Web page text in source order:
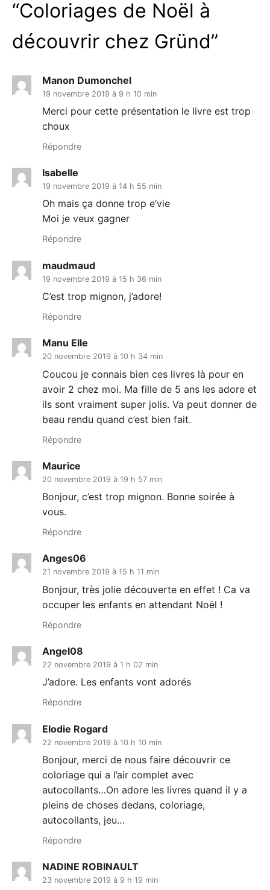
“Coloriages de Noël à
découvrir chez Gründ”
Manon Dumonchel
19 novembre 2019 à 9 h 10 min
Merci pour cette présentation le livre est trop
choux
Répondre
Isabelle
19 novembre 2019 à 14 h 55 min
Oh mais ça donne trop e’vie
Moi je veux gagner
Répondre
maudmaud
19 novembre 2019 à 15 h 36 min
C’est trop mignon, j’adore!
Répondre
Manu Elle
20 novembre 2019 à 10 h 34 min
Coucou je connais bien ces livres là pour en
avoir 2 chez moi. Ma fille de 5 ans les adore et
ils sont vraiment super jolis. Va peut donner de
beau rendu quand c’est bien fait.
Répondre
Maurice
20 novembre 2019 à 19 h 57 min
Bonjour, c’est trop mignon. Bonne soirée à
vous.
Répondre
Anges06
21 novembre 2019 à 15 h 11 min
Bonjour, très jolie découverte en effet ! Ca va
occuper les enfants en attendant Noël !
Répondre
Angel08
22 novembre 2019 à 1 h 02 min
J’adore. Les enfants vont adorés
Répondre
Elodie Rogard
22 novembre 2019 à 10 h 10 min
Bonjour, merci de nous faire découvrir ce
coloriage qui a l’air complet avec
autocollants…On adore les livres quand il y a
pleins de choses dedans, coloriage,
autocollants, jeu…
Répondre
NADINE ROBINAULT
23 novembre 2019 à 9 h 19 min